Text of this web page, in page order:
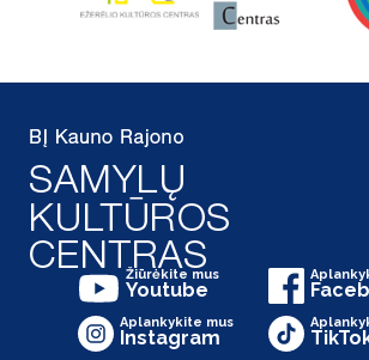
Žiūrėkite mus
Youtube
Aplankykite mus
Instagram